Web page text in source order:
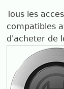
Tous les
compatibles
d'acheter de